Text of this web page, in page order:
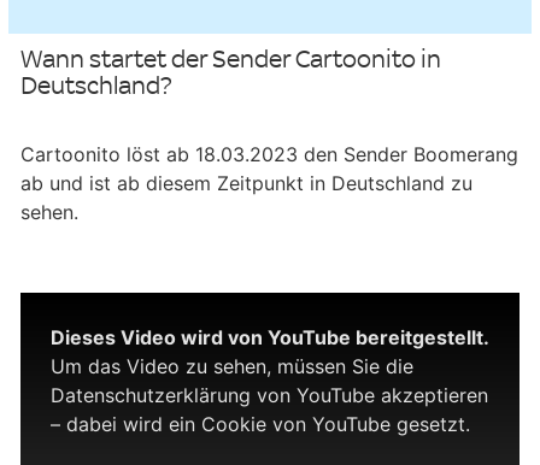
Wann startet der Sender Cartoonito in
Deutschland?
Cartoonito löst ab 18.03.2023 den Sender Boomerang
ab und ist ab diesem Zeitpunkt in Deutschland zu
sehen.
Dieses Video wird von YouTube bereitgestellt.
Um das Video zu sehen, müssen Sie die
Datenschutzerklärung von YouTube akzeptieren
– dabei wird ein Cookie von YouTube gesetzt.